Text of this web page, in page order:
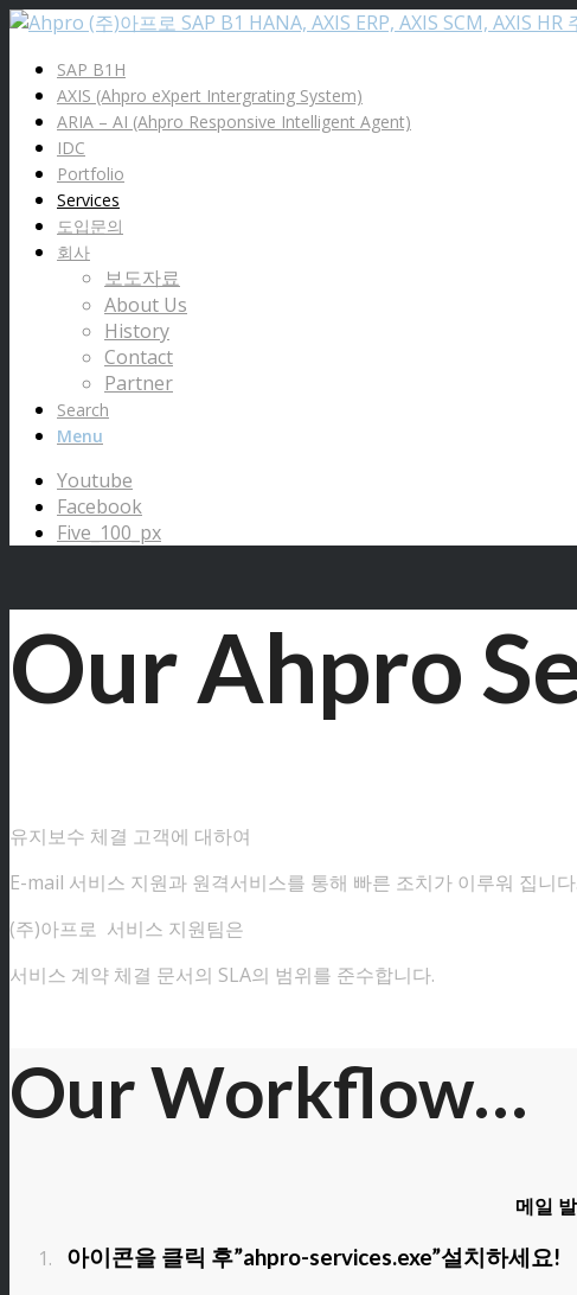
SAP B1H
AXIS (Ahpro eXpert Intergrating System)
ARIA – AI (Ahpro Responsive Intelligent Agent)
IDC
Portfolio
Services
도입문의
회사
보도자료
About Us
History
Contact
Partner
Search
Menu
Youtube
Facebook
Five_100_px
Our Ahpro
유지보수 체결 고객에 대하여
E-mail 서비스 지원과 원격서비스를 통해 빠른 조치가 이루워 집니다.
(주)아프로 서비스 지원팀은
서비스 계약 체결 문서의 SLA의 범위를 준수합니다.
Our Workflow…
메일
아이콘을 클릭 후”ahpro-services.exe”설치하세요!